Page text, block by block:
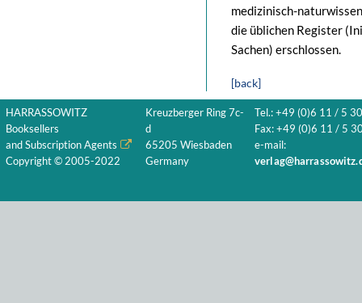
medizinisch-
die üblichen Register
Sachen) erschlossen.
[back]
HARRASSOWITZ
Booksellers
and Subscription Agents
Copyright © 2005-2022
Kreuzberger Ring 7c-
d
65205 Wiesbaden
Germany
Tel.: +49 (0)6 11 / 5
Fax: +49 (0)6 11 / 5
e-mail: